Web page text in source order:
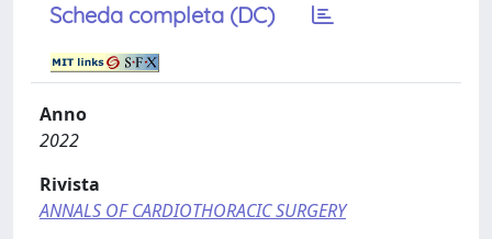
Scheda completa (DC)
Anno
2022
Rivista
ANNALS OF CARDIOTHORACIC SURGERY